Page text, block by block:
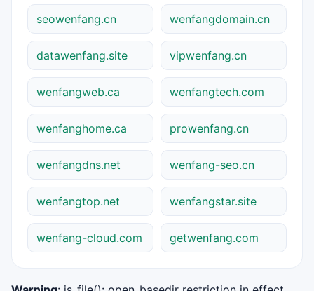
seowenfang.cn wenfangdomain.cn
datawenfang.site vipwenfang.cn
wenfangweb.ca wenfangtech.com
wenfanghome.ca prowenfang.cn
wenfangdns.net wenfang-seo.cn
wenfangtop.net wenfangstar.site
wenfang-cloud.com getwenfang.com